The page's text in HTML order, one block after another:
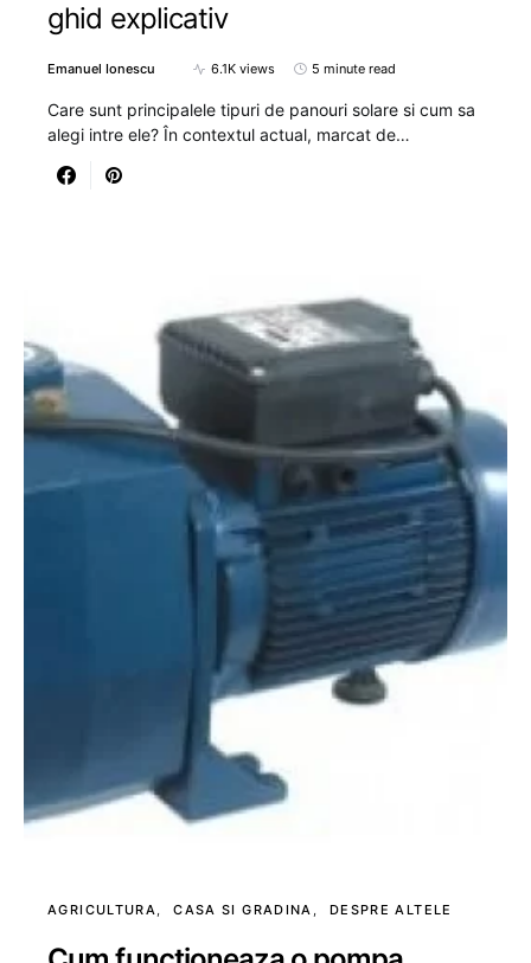
ghid explicativ
Emanuel Ionescu 6.1K views 5 minute read
Care sunt principalele tipuri de panouri solare si cum sa
alegi intre ele? În contextul actual, marcat de…
AGRICULTURA CASA SI GRADINA DESPRE ALTELE